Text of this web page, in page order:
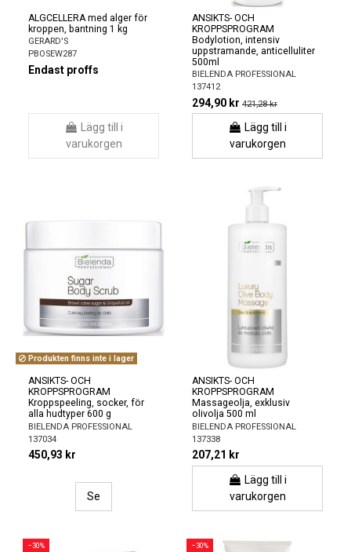
ALGCELLERA med alger för
kroppen, bantning 1 kg
GERARD'S
PBOSEW287
Endast proffs
Lägg till i
varukorgen
ANSIKTS- OCH
KROPPSPROGRAM
Bodylotion, intensiv
uppstramande, anticelluliter
500ml
BIELENDA PROFESSIONAL
137412
294,90 kr 421,28 kr
Lägg till i
varukorgen
Produkten finns inte i lager
ANSIKTS- OCH
KROPPSPROGRAM
Kroppspeeling, socker, för
alla hudtyper 600 g
BIELENDA PROFESSIONAL
137034
450,93 kr
Se
ANSIKTS- OCH
KROPPSPROGRAM
Massageolja, exklusiv
olivolja 500 ml
BIELENDA PROFESSIONAL
137338
207,21 kr
Lägg till i
varukorgen
−30% −30%